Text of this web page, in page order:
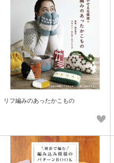
リフ編みのあったかこもの